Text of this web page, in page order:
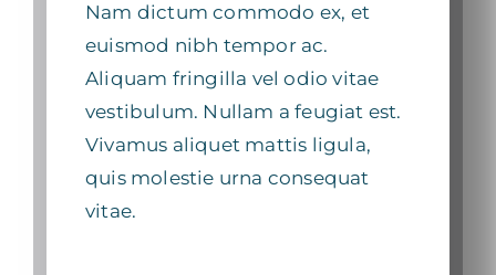
Nam dictum commodo ex, et
euismod nibh tempor ac.
Aliquam fringilla vel odio vitae
vestibulum. Nullam a feugiat est.
Vivamus aliquet mattis ligula,
quis molestie urna consequat
vitae.